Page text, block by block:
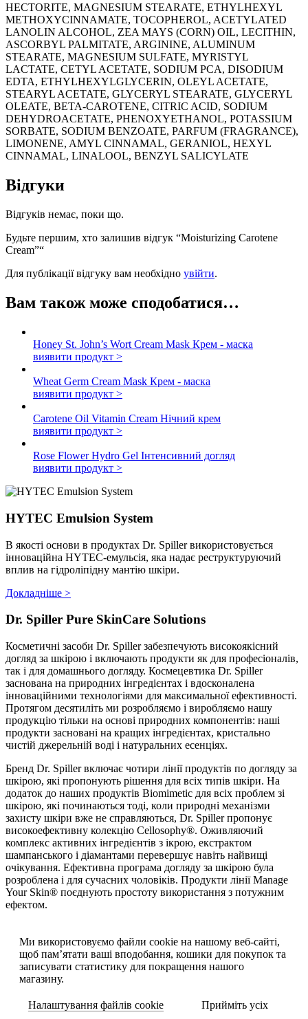
HECTORITE, MAGNESIUM STEARATE, ETHYLHEXYL
METHOXYCINNAMATE, TOCOPHEROL, ACETYLATED
LANOLIN ALCOHOL, ZEA MAYS (CORN) OIL, LECITHIN,
ASCORBYL PALMITATE, ARGININE, ALUMINUM
STEARATE, MAGNESIUM SULFATE, MYRISTYL
LACTATE, CETYL ACETATE, SODIUM PCA, DISODIUM
EDTA, ETHYLHEXYLGLYCERIN, OLEYL ACETATE,
STEARYL ACETATE, GLYCERYL STEARATE, GLYCERYL
OLEATE, BETA-CAROTENE, CITRIC ACID, SODIUM
DEHYDROACETATE, PHENOXYETHANOL, POTASSIUM
SORBATE, SODIUM BENZOATE, PARFUM (FRAGRANCE),
LIMONENE, AMYL CINNAMAL, GERANIOL, HEXYL
CINNAMAL, LINALOOL, BENZYL SALICYLATE
Відгуки
Відгуків немає, поки що.
Будьте першим, хто залишив відгук “Moisturizing Carotene
Cream”“
Для публікації відгуку вам необхідно увійти.
Вам також може сподобатися…
Honey St. John’s Wort Cream Mask Крем - маска
виявити продукт >
Wheat Germ Cream Mask Крем - маска
виявити продукт >
Carotene Oil Vitamin Cream Нічний крем
виявити продукт >
Rose Flower Hydro Gel Інтенсивний догляд
виявити продукт >
HYTEC Emulsion System
В якості основи в продуктах Dr. Spiller використовується
інноваційна HYTEC-емульсія, яка надає реструктуруючий
вплив на гідроліпідну мантію шкіри.
Докладніше >
Dr. Spiller Pure SkinCare Solutions
Косметичні засоби Dr. Spiller забезпечують високоякісний
догляд за шкірою і включають продукти як для професіоналів,
так і для домашнього догляду. Космецевтика Dr. Spiller
заснована на природних інгредієнтах і вдосконалена
інноваційними технологіями для максимальної ефективності.
Протягом десятиліть ми розробляємо і виробляємо нашу
продукцію тільки на основі природних компонентів: наші
продукти засновані на кращих інгредієнтах, кристально
чистій джерельній воді і натуральних есенціях.
Бренд Dr. Spiller включає чотири лінії продуктів по догляду за
шкірою, які пропонують рішення для всіх типів шкіри. На
додаток до наших продуктів Biomimetic для всіх проблем зі
шкірою, які починаються тоді, коли природні механізми
захисту шкіри вже не справляються, Dr. Spiller пропонує
високоефективну колекцію Cellosophy®. Оживляючий
комплекс активних інгредієнтів з ікрою, екстрактом
шампанського і діамантами перевершує навіть найвищі
очікування. Ефективна програма догляду за шкірою була
розроблена і для сучасних чоловіків. Продукти лінії Manage
Your Skin® поєднують простоту використання з потужним
ефектом.
Ми використовуємо файли cookie на нашому веб-сайті,
щоб пам’ятати ваші вподобання, кошики для покупок та
записувати статистику для покращення нашого
магазину.
Налаштування файлів cookie Прийміть усіх